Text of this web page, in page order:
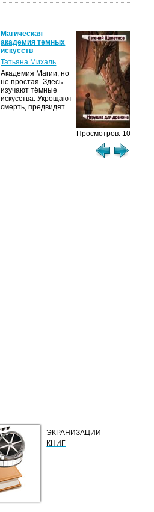
Магическая
академия темных
искусств
Татьяна Михаль
Академия Магии, но
не простая. Здесь
изучают тёмные
искусства: Укрощают
смерть, предвидят…
Просмотров: 1077
ЭКРАНИЗАЦИИ
КНИГ